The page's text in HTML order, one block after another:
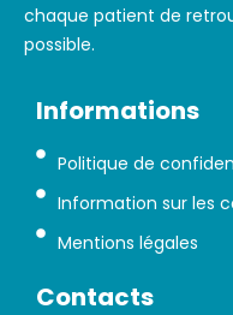
chaque patient de
possible.
Informations
Politique de
Information sur les
Mentions légales
Contacts